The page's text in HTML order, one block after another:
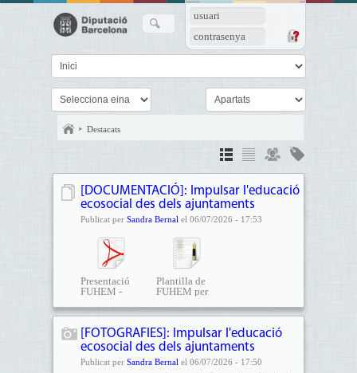
usuari
contrasenya
Destacats
[DOCUMENTACIÓ]: Impulsar l'educació
ecosocial des dels ajuntaments
Publicat per Sandra Bernal el 06/07/2026 - 17:53
Presentació
FUHEM -
Plantilla de
FUHEM per
[FOTOGRAFIES]: Impulsar l'educació
ecosocial des dels ajuntaments
Publicat per Sandra Bernal el 06/07/2026 - 17:50